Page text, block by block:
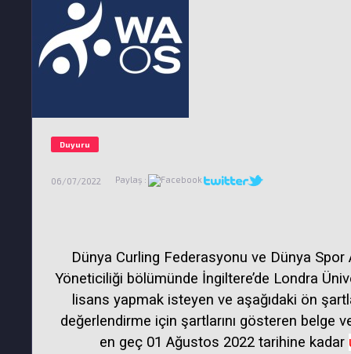
Duyuru
06/07/2022 Paylaş :
Dünya Curling Federasyonu ve Dünya
Yöneticiliği bölümünde İngiltere’de Londra
lisans yapmak isteyen ve aşağıdaki ön
değerlendirme için şartlarını gösteren belge
en geç 01 Ağustos 2022 tarihine kadar